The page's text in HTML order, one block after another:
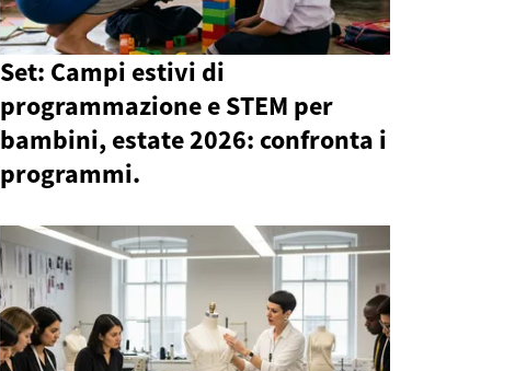
Set: Campi estivi di
programmazione e STEM per
bambini, estate 2026: confronta i
programmi.